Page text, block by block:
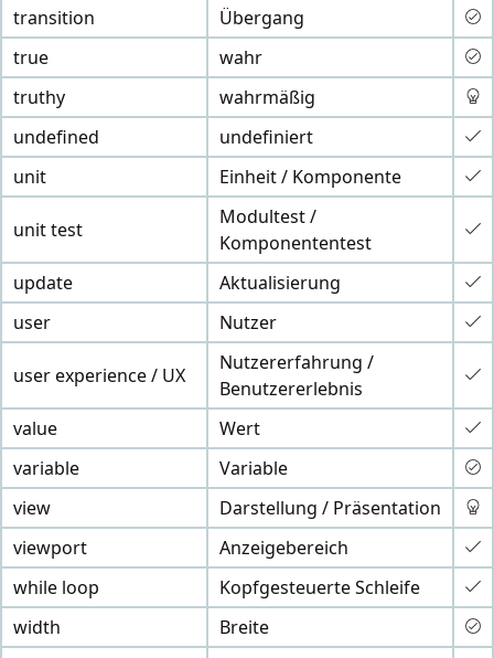
transition
Übergang
true
wahr
truthy
wahrmäßig
undefined
undefiniert
unit
Einheit / Komponente
unit test
Modultest /
Komponententest
update
Aktualisierung
user
Nutzer
user experience / UX
Nutzererfahrung /
Benutzererlebnis
value
Wert
variable
Variable
view
Darstellung / Präsentation
viewport
Anzeigebereich
while loop
Kopfgesteuerte Schleife
width
Breite